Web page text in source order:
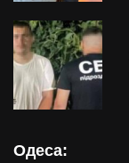
Одеса: